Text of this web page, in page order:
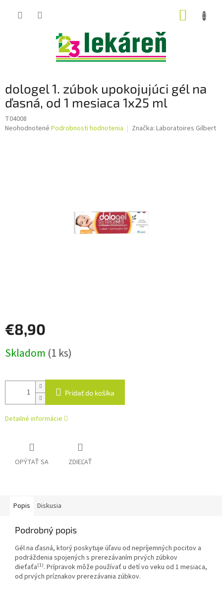
dologel 1. zúbok upokojujúci gél na
ďasná, od 1 mesiaca 1x25 ml
T04008
Priemerné
Neohodnotené Podrobnosti hodnotenia Značka: Laboratoires Gilbert
€8,90
cena:
Skladom (1 ks)
Pridať do košíka
Detailné informácie
OPÝTAŤ SA ZDIEĽAŤ
Popis Diskusia
Podrobný popis
Gél na ďasná, ktorý poskytuje úľavu od nepríjemných pocitov a
podráždenia spojených s prerezávaním prvých zúbkov
dieťaťa(1). Prípravok môže používať u detí vo veku od 1 mesiaca,
od prvých príznakov prerezávania zúbkov.